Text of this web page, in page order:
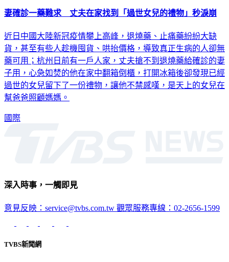
妻確診一藥難求 丈夫在家找到「過世女兒的禮物」秒淚崩
近日中國大陸新冠疫情攀上高峰，退燒藥、止痛藥紛紛大缺
貨，甚至有些人趁機囤貨、哄抬價格，導致真正生病的人卻無
藥可用；杭州日前有一戶人家，丈夫搶不到退燒藥給確診的妻
子用，心急如焚的他在家中翻箱倒櫃，打開冰箱後卻發現已經
過世的女兒留下了一份禮物，讓他不禁感嘆，是天上的女兒在
幫爸爸照顧媽媽。
國際
深入時事，一觸即見
意見反映：service@tvbs.com.tw 觀眾服務專線：02-2656-1599
TVBS新聞網